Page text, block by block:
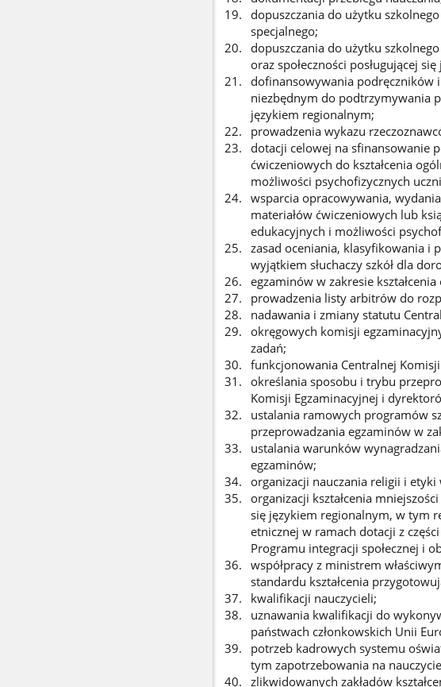
dopuszczania do użytku
specjalnego;
dopuszczania do użytku
oraz społeczności posługującej
dofinansowywania podręczników
niezbędnym do podtrzymywania
językiem regionalnym;
prowadzenia wykazu
dotacji celowej na sfinansowanie
ćwiczeniowych do kształcenia
możliwości psychofizycznych
wsparcia opracowywania,
materiałów ćwiczeniowych lub
edukacyjnych i możliwości
zasad oceniania, klasyfikowania i
wyjątkiem słuchaczy szkół dla
egzaminów w zakresie
prowadzenia listy arbitrów do
nadawania i zmiany statutu
okręgowych komisji
zadań;
funkcjonowania Centralnej
określania sposobu i trybu
Komisji Egzaminacyjnej i
ustalania ramowych programów
przeprowadzania egzaminów w
ustalania warunków
egzaminów;
organizacji nauczania religii i etyki
organizacji kształcenia
się językiem regionalnym, w tym
etnicznej w ramach dotacji z
Programu integracji społecznej i
współpracy z ministrem
standardu kształcenia
kwalifikacji nauczycieli;
uznawania kwalifikacji do
państwach członkowskich Unii
potrzeb kadrowych systemu
tym zapotrzebowania na
zlikwidowanych zakładów